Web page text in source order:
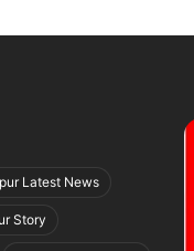
Latest News
Story